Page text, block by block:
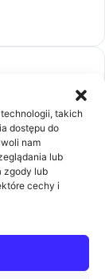
takich
dostępu do
nam
lub
zgody lub
cechy i
- Poznański